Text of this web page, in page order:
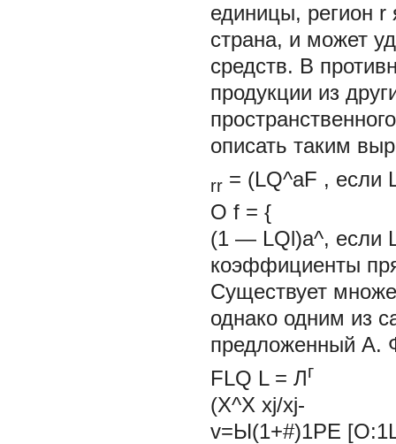
единицы, регион r
страна, и может
средств. В
продукции из
описать таким
rr = (LQ^aF , если
O f = {
(1 — LQl)а^, если
коэффициенты
Существует
однако одним из
предложенный А.
FLQ L = Лг
(X^X xj/xj-
v=Ы(1+#)1PE